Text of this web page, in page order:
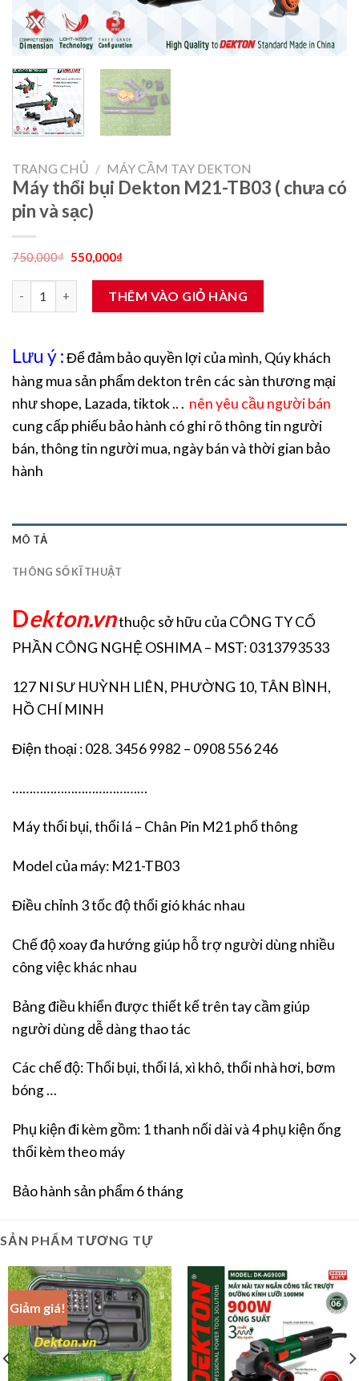
TRANG CHỦ / MÁY CẦM TAY DEKTON
Máy thổi bụi Dekton M21-TB03 ( chưa có
pin và sạc)
750,000₫ Giá
là:
750,000₫.
550,000₫Giá
tại
là:
Máy thổi bụi Dekton M21-TB03 ( chưa có pin và sạc) số lượng
THÊM VÀO GIỎ HÀNG
Lưu ý :Để đảm bảo quyền lợi của mình, Qúy khách
hàng mua sản phẩm dekton trên các sàn thương mại
như shope, Lazada, tiktok .. . nên yêu cầu người bán
cung cấp phiếu bảo hành có ghi rõ thông tin người
bán, thông tin người mua, ngày bán và thời gian bảo
hành
MÔ TẢ
THÔNG SỐ KĨ THUẬT
Dekton.vnthuộc sở hữu của CÔNG TY CỔ
PHẦN CÔNG NGHỆ OSHIMA – MST: 0313793533
127 NI SƯ HUỲNH LIÊN, PHƯỜNG 10, TÂN BÌNH,
HỒ CHÍ MINH
Điện thoại : 028. 3456 9982 – 0908 556 246
…………………………………
Máy thổi bụi, thổi lá – Chân Pin M21 phổ thông
Model của máy: M21-TB03
Điều chỉnh 3 tốc độ thổi gió khác nhau
Chế độ xoay đa hướng giúp hỗ trợ người dùng nhiều
công việc khác nhau
Bảng điều khiển được thiết kế trên tay cầm giúp
người dùng dễ dàng thao tác
Các chế độ: Thổi bụi, thổi lá, xì khô, thổi nhà hơi, bơm
bóng …
Phụ kiện đi kèm gồm: 1 thanh nối dài và 4 phụ kiện ống
thổi kèm theo máy
Bảo hành sản phẩm 6 tháng
SẢN PHẨM TƯƠNG TỰ
Giảm giá!